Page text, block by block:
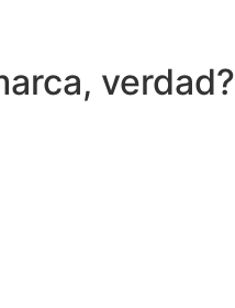
verdad?